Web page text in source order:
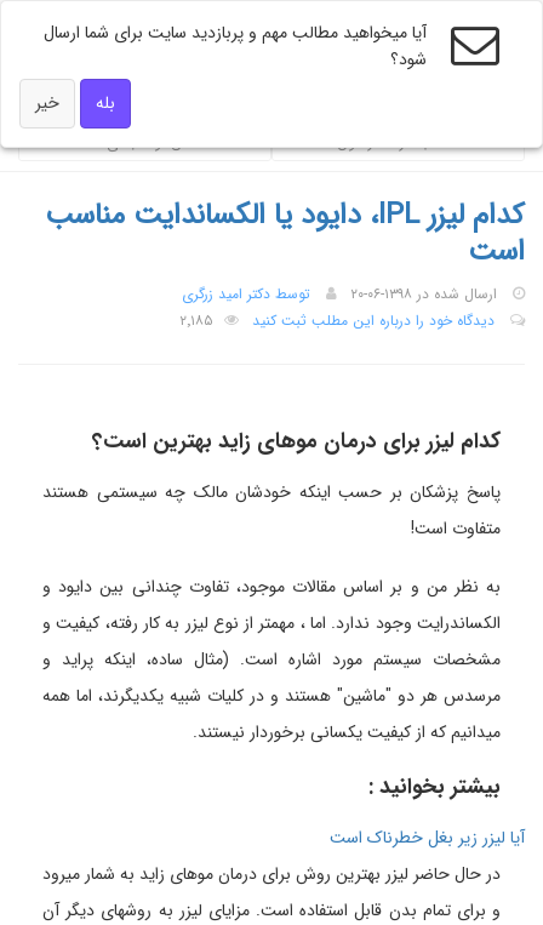
محاسبه گر فشار خون
شاخص توده بندی BMI
کدام لیزر IPL، دایود یا الکساندایت مناسب
است
ارسال شده در ۱۳۹۸-۰۶-۲۰
توسط دکتر امید زرگری
دیدگاه خود را درباره این مطلب ثبت کنید
۲٬۱۸۵
کدام لیزر برای درمان موهای زاید بهترین است؟
پاسخ پزشکان بر حسب اینکه خودشان مالک چه سیستمی هستند
متفاوت است!
به نظر من و بر اساس مقالات موجود، تفاوت چندانی بین دایود و
الکساندرایت وجود ندارد. اما ، مهمتر از نوع لیزر به کار رفته، کیفیت و
مشخصات سیستم مورد اشاره است. (مثال ساده، اینکه پراید و
مرسدس هر دو "ماشین" هستند و در کلیات شبیه یکدیگرند، اما همه
میدانیم که از کیفیت یکسانی برخوردار نیستند.
بیشتر بخوانید :
آیا لیزر زیر بغل خطرناک است
در حال حاضر لیزر بهترین روش برای درمان موهای زاید به شمار میرود
و برای تمام بدن قابل استفاده است. مزایای لیزر به روشهای دیگر آن
آیا میخواهید مطالب مهم و پربازدید سایت برای شما ارسال
شود؟
بله
خیر